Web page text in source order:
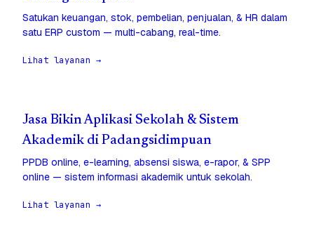
Satukan keuangan, stok, pembelian, penjualan, & HR dalam
satu ERP custom — multi-cabang, real-time.
Lihat layanan →
Jasa Bikin Aplikasi Sekolah & Sistem
Akademik di Padangsidimpuan
PPDB online, e-learning, absensi siswa, e-rapor, & SPP
online — sistem informasi akademik untuk sekolah.
Lihat layanan →